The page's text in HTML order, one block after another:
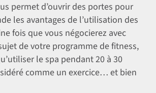
permet d’ouvrir des portes pour
les avantages de l’utilisation des
fois que vous négocierez avec
de votre programme de fitness,
le spa pendant 20 à 30
comme un exercice… et bien